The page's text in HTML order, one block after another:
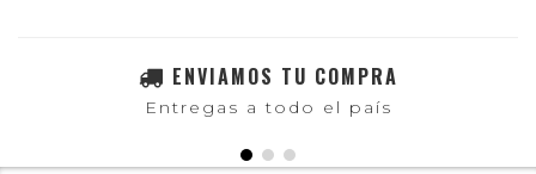
ENVIAMOS TU COMPRA
Entregas a todo el país